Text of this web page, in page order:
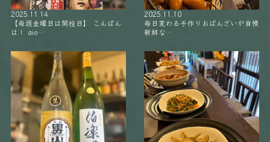
2025.11.14
【毎週金曜日は開栓日】 こんばん
は！ aio…
2025.11.10
毎日変わる手作りおばんざいが自慢
新鮮な…